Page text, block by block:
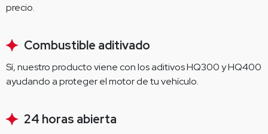
precio.
Combustible aditivado
Sí, nuestro producto viene con los aditivos HQ300 y HQ400
ayudando a proteger el motor de tu vehículo.
24 horas abierta